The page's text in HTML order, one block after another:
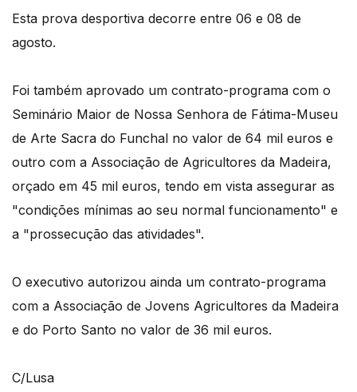
Esta prova desportiva decorre entre 06 e 08 de
agosto.
Foi também aprovado um contrato-programa com o
Seminário Maior de Nossa Senhora de Fátima-Museu
de Arte Sacra do Funchal no valor de 64 mil euros e
outro com a Associação de Agricultores da Madeira,
orçado em 45 mil euros, tendo em vista assegurar as
"condições mínimas ao seu normal funcionamento" e
a "prossecução das atividades".
O executivo autorizou ainda um contrato-programa
com a Associação de Jovens Agricultores da Madeira
e do Porto Santo no valor de 36 mil euros.
C/Lusa